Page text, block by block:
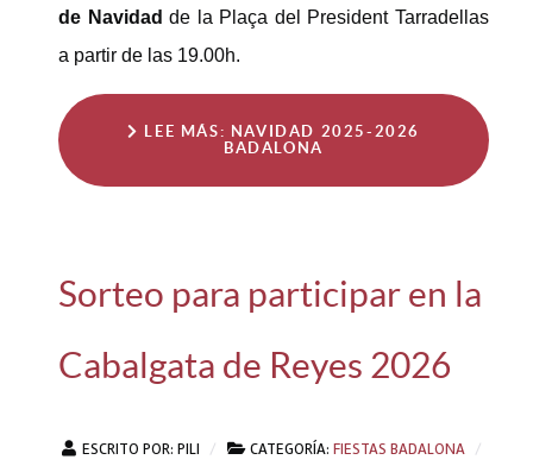
de Navidad de la Plaça del President Tarradellas
a partir de las 19.00h.
LEE MÁS: NAVIDAD 2025-2026
BADALONA
Sorteo para participar en la
Cabalgata de Reyes 2026
ESCRITO POR: PILI CATEGORÍA: FIESTAS BADALONA